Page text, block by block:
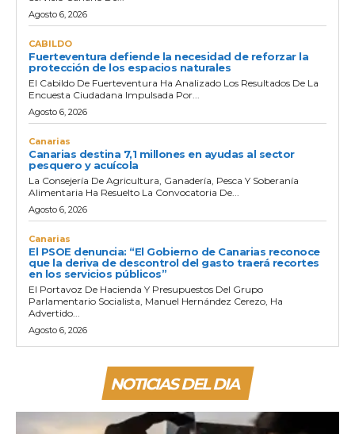
Agosto 6, 2026
CABILDO
Fuerteventura defiende la necesidad de reforzar la
protección de los espacios naturales
El Cabildo De Fuerteventura Ha Analizado Los Resultados De La
Encuesta Ciudadana Impulsada Por...
Agosto 6, 2026
Canarias
Canarias destina 7,1 millones en ayudas al sector
pesquero y acuícola
La Consejería De Agricultura, Ganadería, Pesca Y Soberanía
Alimentaria Ha Resuelto La Convocatoria De...
Agosto 6, 2026
Canarias
El PSOE denuncia: “El Gobierno de Canarias reconoce
que la deriva de descontrol del gasto traerá recortes
en los servicios públicos”
El Portavoz De Hacienda Y Presupuestos Del Grupo
Parlamentario Socialista, Manuel Hernández Cerezo, Ha
Advertido...
Agosto 6, 2026
NOTICIAS DEL DIA